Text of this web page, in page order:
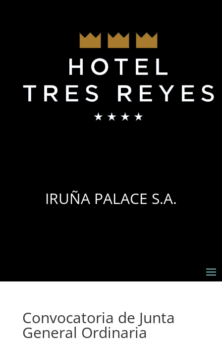
IRUÑA PALACE S.A.
Convocatoria de Junta
General Ordinaria